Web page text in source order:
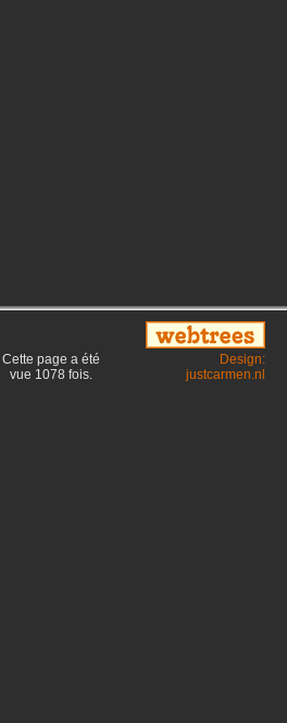
Cette page a été
vue 1078 fois.
Design:
justcarmen.nl